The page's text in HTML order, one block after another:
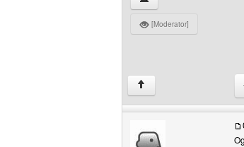
[Moderator]
↑